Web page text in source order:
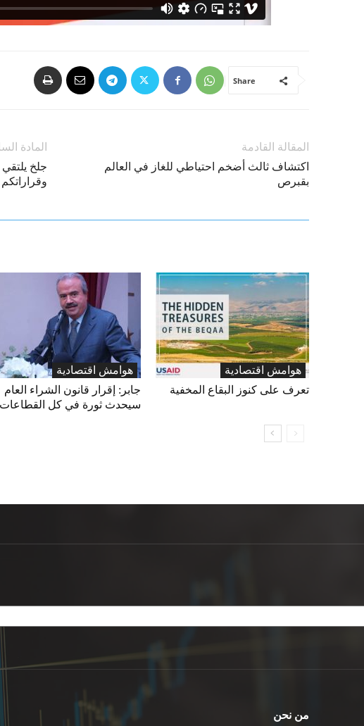
Share
المادة
جلخ
وقراراتكم
المقالة القادمة
اكتشاف ثالث أضخم احتياطي للغاز في العالم
بقبرص
هوامش اقتصادية
جابر: إقرار قانون الشراء العام
سيحدث ثورة في كل القطاعات
هوامش اقتصادية
تعرف على كنوز البقاع المخفية
من نحن